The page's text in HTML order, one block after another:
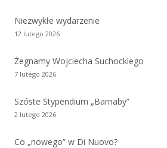
Niezwykłe wydarzenie
12 lutego 2026
Żegnamy Wojciecha Suchockiego
7 lutego 2026
Szóste Stypendium „Barnaby”
2 lutego 2026
Co „nowego” w Di Nuovo?